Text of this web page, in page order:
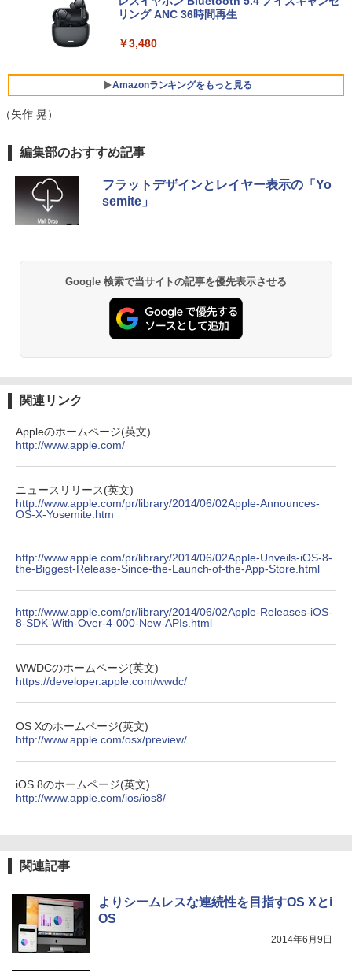
（最大128GB）/Windows 11 Pro／Dolb
5
5.6型 インテル高速CPU ランダムで発送
Webカメラ zoom 軽量薄型 無線 型番更
新で在庫処分
スプレイ VESA対応 コスパ デュアルモニ
ター サブモニター ゲーミングモニター
リング ANC 36時間再生
￥3,480
Amazonランキングをもっと見る
BRUCE WAYNE feat. Flo Milli, ATL Jacob
[Explicit]
￥250
[Explicit]
On My Road (Stadium ver.)
￥250
【Amazon.co.jp限定】 い・ろ・は・す 2L P
ET ラベルレス ×8本
￥1,112
富士山の天然水 バナジウム含有 水 ミネラル
ウォーター ペットボトル 静岡県産 500ミリリ
ットル (Smart Basic)
￥1,380
art Basic)
コカ・コーラ やかんの麦茶 from 爽健美茶 ラ
ベルレス 650mlPET×24本
薬屋のひとりごと 17巻 (デジタル版ビッグガ
ンガンコミックス)
￥770
エース)
クスDIGITAL)
HUNTER×HUNTER モノクロ版 39 (ジャンプ
￥572
版ビッグガンガンコミックス)
￥810
（矢作 晃）
編集部のおすすめ記事
フラットデザインとレイヤー表示の「Yo
semite」
Google 検索で当サイトの記事を優先表示させる
関連リンク
Appleのホームページ(英文)
http://www.apple.com/
ニュースリリース(英文)
http://www.apple.com/pr/library/2014/06/02Apple-Announces-
OS-X-Yosemite.htm
http://www.apple.com/pr/library/2014/06/02Apple-Unveils-iOS-8-
the-Biggest-Release-Since-the-Launch-of-the-App-Store.html
http://www.apple.com/pr/library/2014/06/02Apple-Releases-iOS-
8-SDK-With-Over-4-000-New-APIs.html
WWDCのホームページ(英文)
https://developer.apple.com/wwdc/
OS Xのホームページ(英文)
http://www.apple.com/osx/preview/
iOS 8のホームページ(英文)
http://www.apple.com/ios/ios8/
関連記事
よりシームレスな連続性を目指すOS Xとi
OS
2014年6月9日